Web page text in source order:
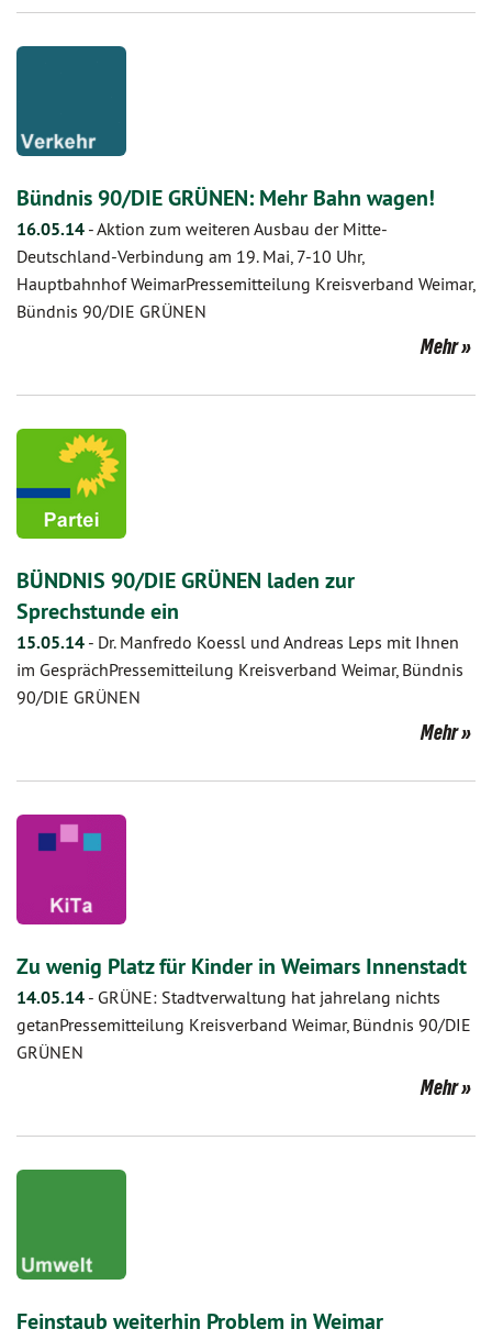
Bündnis 90/DIE GRÜNEN: Mehr Bahn wagen!
16.05.14 -Aktion zum weiteren Ausbau der Mitte-
Deutschland-Verbindung am 19. Mai, 7-10 Uhr,
Hauptbahnhof WeimarPressemitteilung Kreisverband Weimar,
Bündnis 90/DIE GRÜNEN
Mehr
BÜNDNIS 90/DIE GRÜNEN laden zur
Sprechstunde ein
15.05.14 - Dr. Manfredo Koessl und Andreas Leps mit Ihnen
im GesprächPressemitteilung Kreisverband Weimar, Bündnis
90/DIE GRÜNEN
Mehr
Zu wenig Platz für Kinder in Weimars Innenstadt
14.05.14 - GRÜNE: Stadtverwaltung hat jahrelang nichts
getanPressemitteilung Kreisverband Weimar, Bündnis 90/DIE
GRÜNEN
Mehr
Feinstaub weiterhin Problem in Weimar